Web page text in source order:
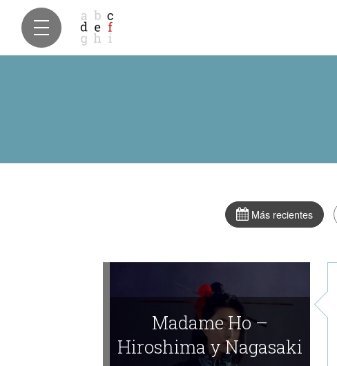
Más recientes
Madame Ho –
Hiroshima y Nagasaki